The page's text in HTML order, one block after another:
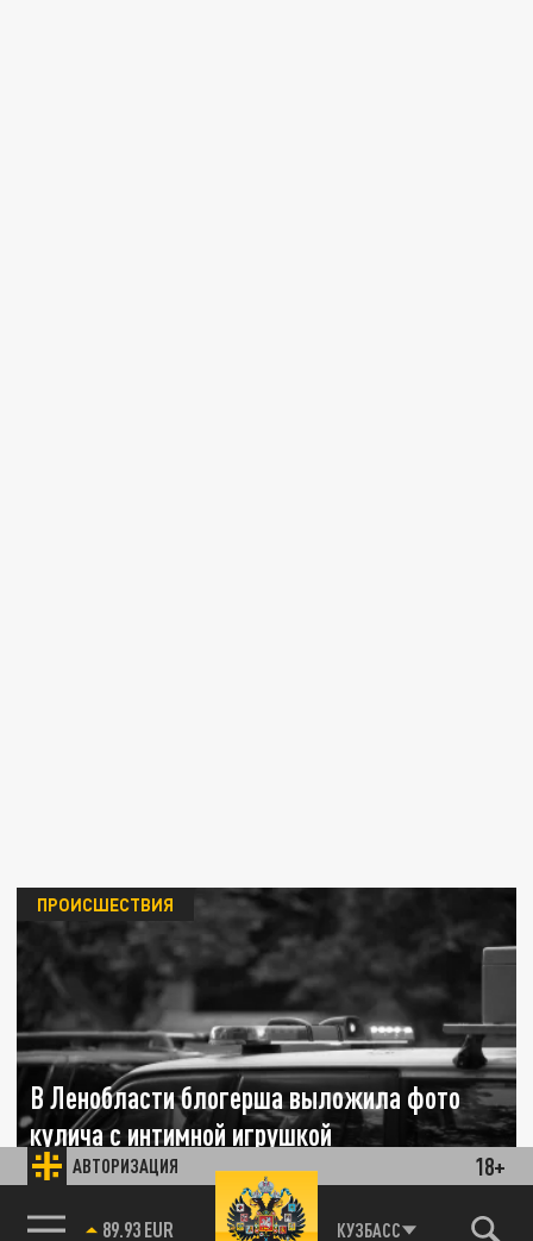
АВТОРИЗАЦИЯ 18+
85.64 BRENT КУЗБАСС
В Ленобласти блогерша выложила фото
кулича с интимной игрушкой
ПРОИСШЕСТВИЯ
Блогерша из Ленинградской области